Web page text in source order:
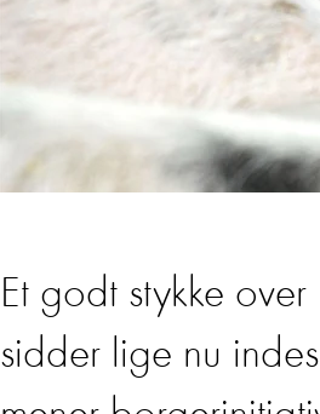
Et godt stykke
sidder lige nu